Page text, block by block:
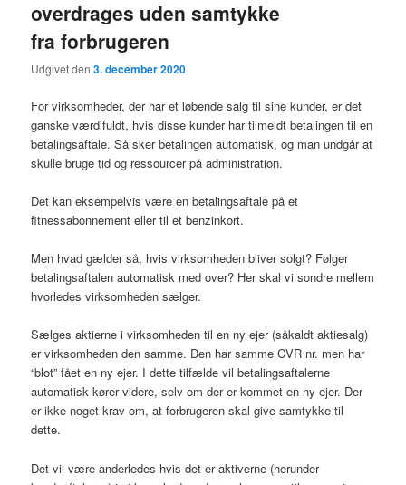
overdrages uden samtykke
fra forbrugeren
Udgivet den3. december 2020
For virksomheder, der har et løbende salg til sine kunder, er det
ganske værdifuldt, hvis disse kunder har tilmeldt betalingen til en
betalingsaftale. Så sker betalingen automatisk, og man undgår at
skulle bruge tid og ressourcer på administration.
Det kan eksempelvis være en betalingsaftale på et
fitnessabonnement eller til et benzinkort.
Men hvad gælder så, hvis virksomheden bliver solgt? Følger
betalingsaftalen automatisk med over? Her skal vi sondre mellem
hvorledes virksomheden sælger.
Sælges aktierne i virksomheden til en ny ejer (såkaldt aktiesalg)
er virksomheden den samme. Den har samme CVR nr. men har
“blot” fået en ny ejer. I dette tilfælde vil betalingsaftalerne
automatisk kører videre, selv om der er kommet en ny ejer. Der
er ikke noget krav om, at forbrugeren skal give samtykke til
dette.
Det vil være anderledes hvis det er aktiverne (herunder